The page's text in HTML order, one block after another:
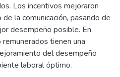
Los incentivos mejoraron
la comunicación, pasando de
desempeño posible. En
tienen una
del desempeño
laboral óptimo.